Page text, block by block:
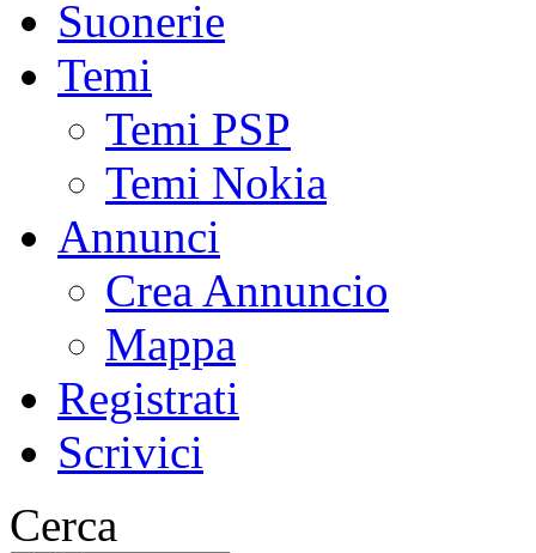
Suonerie
Temi
Temi PSP
Temi Nokia
Annunci
Crea Annuncio
Mappa
Registrati
Scrivici
Cerca